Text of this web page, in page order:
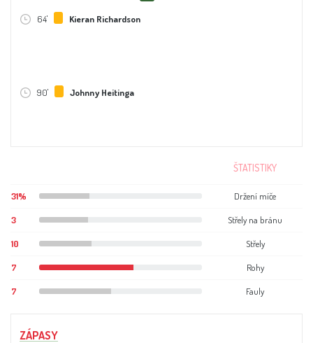
64' Kieran Richardson
90' Johnny Heitinga
ŠTATISTIKY
31% Držení míče
3 Střely na bránu
10 Střely
7 Rohy
7 Fauly
ZÁPASY